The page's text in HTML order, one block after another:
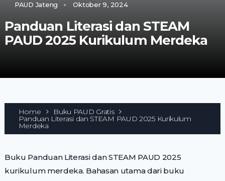
PAUD Jateng
Oktober 9, 2024
Panduan Literasi dan STEAM
PAUD 2025 Kurikulum Merdeka
Home Buku PAUD Gratis
Panduan Literasi dan STEAM PAUD 2025 Kurikulum
Merdeka
Buku Panduan Literasi dan STEAM PAUD 2025
kurikulum merdeka. Bahasan utama dari buku